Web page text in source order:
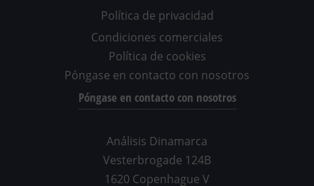
Política de privacidad
Condiciones comerciales
Política de cookies
Póngase en contacto con nosotros
Póngase en contacto con nosotros
Análisis Dinamarca
Vesterbrogade 124B
1620 Copenhague V